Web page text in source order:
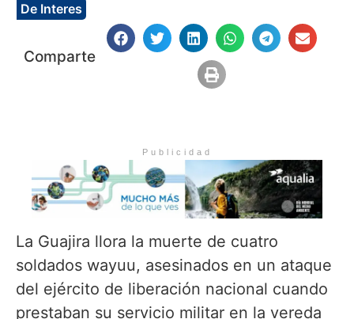
De Interes
Comparte
Publicidad
La Guajira llora la muerte de cuatro
soldados wayuu, asesinados en un ataque
del ejército de liberación nacional cuando
prestaban su servicio militar en la vereda